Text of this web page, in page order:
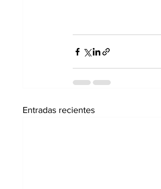
Entradas recientes